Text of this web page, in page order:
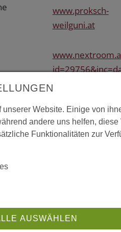
www.proksch-
weilguni.at
"Das Produkt
starker Kräfte",
und freiwillige
Website. Einige von
andere uns helfen, diese
Funktionalitäten zur
AUSWÄHLEN